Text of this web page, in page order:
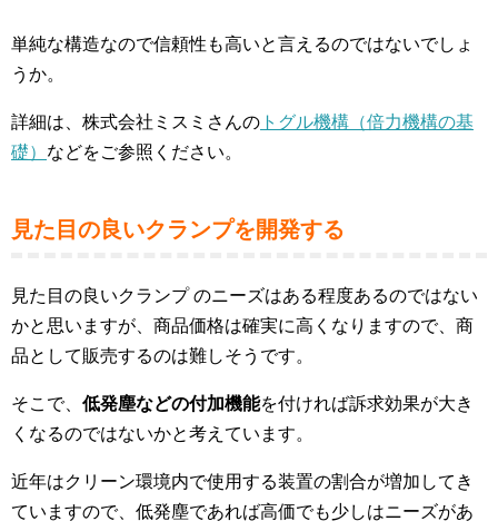
単純な構造なので信頼性も高いと言えるのではないでしょ
うか。
詳細は、株式会社ミスミさんの トグル機構（倍力機構の基
礎） などをご参照ください。
見た目の良いクランプを開発する
見た目の良いクランプ のニーズはある程度あるのではない
かと思いますが、商品価格は確実に高くなりますので、商
品として販売するのは難しそうです。
そこで、 低発塵などの付加機能を付ければ訴求効果が大き
くなるのではないかと考えています。
近年はクリーン環境内で使用する装置の割合が増加してき
ていますので、低発塵であれば高価でも少しはニーズがあ